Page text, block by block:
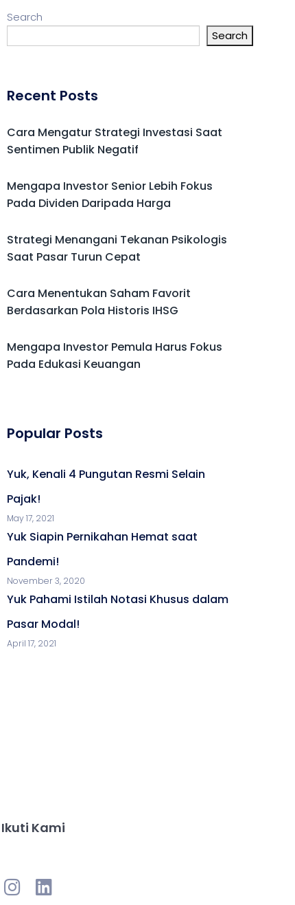
Search
Search
Recent Posts
Cara Mengatur Strategi Investasi Saat
Sentimen Publik Negatif
Mengapa Investor Senior Lebih Fokus
Pada Dividen Daripada Harga
Strategi Menangani Tekanan Psikologis
Saat Pasar Turun Cepat
Cara Menentukan Saham Favorit
Berdasarkan Pola Historis IHSG
Mengapa Investor Pemula Harus Fokus
Pada Edukasi Keuangan
Popular Posts
Yuk, Kenali 4 Pungutan Resmi Selain
Pajak!
May 17, 2021
Yuk Siapin Pernikahan Hemat saat
Pandemi!
November 3, 2020
Yuk Pahami Istilah Notasi Khusus dalam
Pasar Modal!
April 17, 2021
Ikuti Kami